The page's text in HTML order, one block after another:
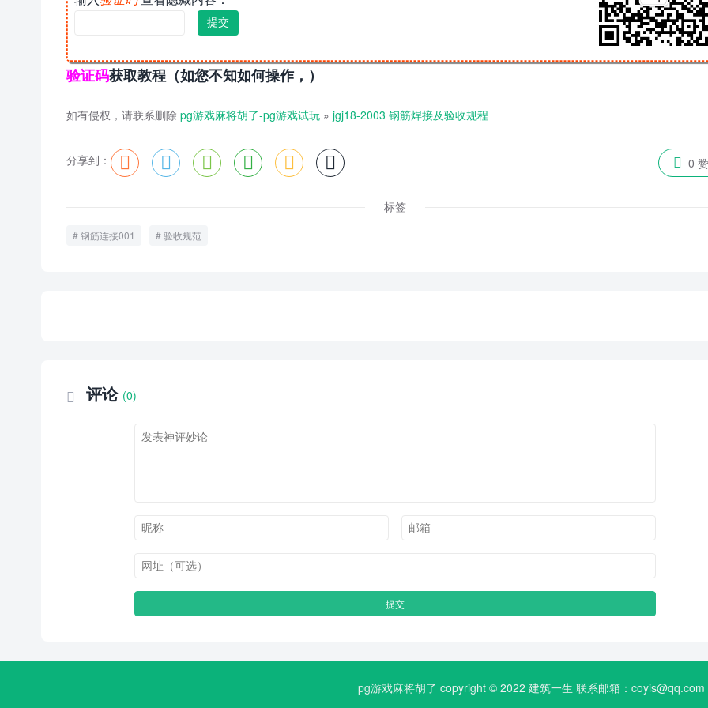
验证码获取教程（如您不知如何操作，）
如有侵权，请联系删除 pg游戏麻将胡了-pg游戏试玩 » jgj18-2003 钢筋焊接及验收规程
分享到：        0 赞
标签
钢筋连接001 验收规范
 评论 (0)
pg游戏麻将胡了 copyright © 2022 建筑一生 联系邮箱： coyis@qq.com